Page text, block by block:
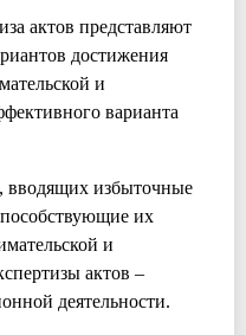
актов представляют
достижения
и
варианта
вводящих избыточные
их
и
актов –
деятельности.